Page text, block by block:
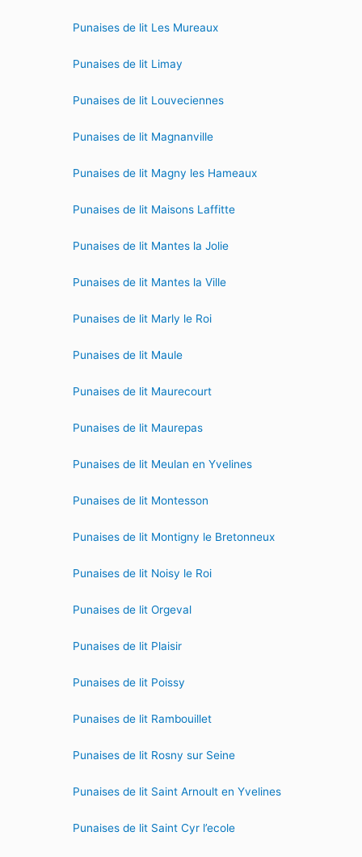
Punaises de lit Les Mureaux
Punaises de lit Limay
Punaises de lit Louveciennes
Punaises de lit Magnanville
Punaises de lit Magny les Hameaux
Punaises de lit Maisons Laffitte
Punaises de lit Mantes la Jolie
Punaises de lit Mantes la Ville
Punaises de lit Marly le Roi
Punaises de lit Maule
Punaises de lit Maurecourt
Punaises de lit Maurepas
Punaises de lit Meulan en Yvelines
Punaises de lit Montesson
Punaises de lit Montigny le Bretonneux
Punaises de lit Noisy le Roi
Punaises de lit Orgeval
Punaises de lit Plaisir
Punaises de lit Poissy
Punaises de lit Rambouillet
Punaises de lit Rosny sur Seine
Punaises de lit Saint Arnoult en Yvelines
Punaises de lit Saint Cyr l’ecole